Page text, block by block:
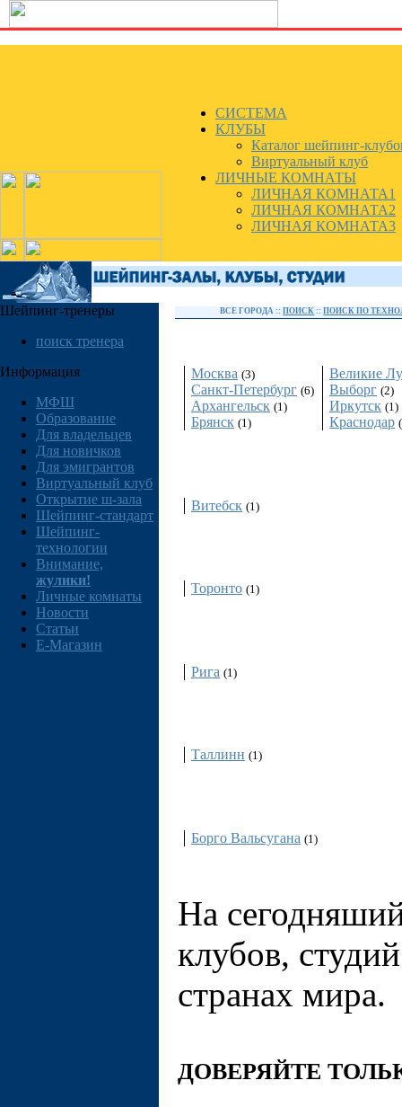
СИСТЕМА
КЛУБЫ
Каталог шейпинг-
Виртуальный клуб
ЛИЧНЫЕ КОМНАТЫ
ЛИЧНАЯ КОМНАТА1
ЛИЧНАЯ КОМНАТА2
ЛИЧНАЯ КОМНАТА3
Шейпинг-тренеры
поиск тренера
Информация
МФШ
Образование
Для владельцев
Для новичков
Для эмигрантов
Виртуальный клуб
Открытие ш-зала
Шейпинг-стандарт
Шейпинг-
технологии
Внимание,
жулики!
Личные комнаты
Новости
Статьи
E-Магазин
ВСЕ ГОРОДА ::ПОИСК ::ПОИСК ПО
Москва (3)
Санкт-Петербург (6)
Архангельск (1)
Брянск (1)
Великие
Выборг (2)
Иркутск (1)
Краснодар
Витебск (1)
Торонто (1)
Рига (1)
Таллинн (1)
Борго Вальсугана (1)
На
клубов,
странах мира.
ДОВЕРЯЙТЕ